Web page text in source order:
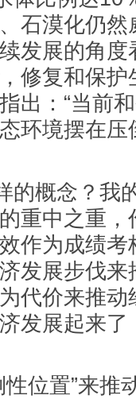
石漠化仍
发展的角
修复和保
出：“当前
环境摆在
的概念？我
重中之重
作为成绩
发展步伐
代价来推
发展起来
位置”来推